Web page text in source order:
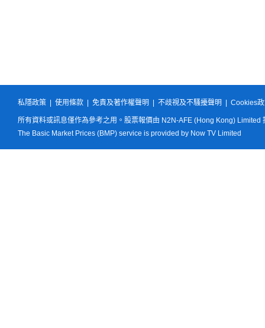
私隱政策 使用條款 免責及著作權聲明 不歧視及不騷擾聲明 Cookies
所有資料或訊息僅作為參考之用。股票報價由 N2N-AFE (Hong Kong) Limited
The Basic Market Prices (BMP) service is provided by Now TV Limited